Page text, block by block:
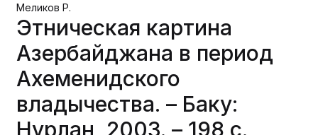
Меликов Р.
Этническая картина
Азербайджана в период
Ахеменидского
владычества. – Баку:
Нурлан, 2003. – 198 с.